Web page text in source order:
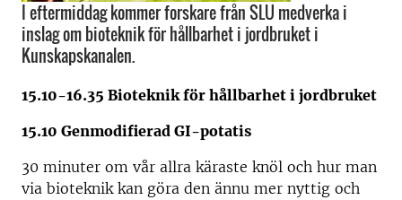
I eftermiddag kommer forskare från SLU medverka i
inslag om bioteknik för hållbarhet i jordbruket i
Kunskapskanalen.
15.10-16.35 Bioteknik för hållbarhet i jordbruket
15.10 Genmodifierad GI-potatis
30 minuter om vår allra käraste knöl och hur man
via bioteknik kan göra den ännu mer nyttig och